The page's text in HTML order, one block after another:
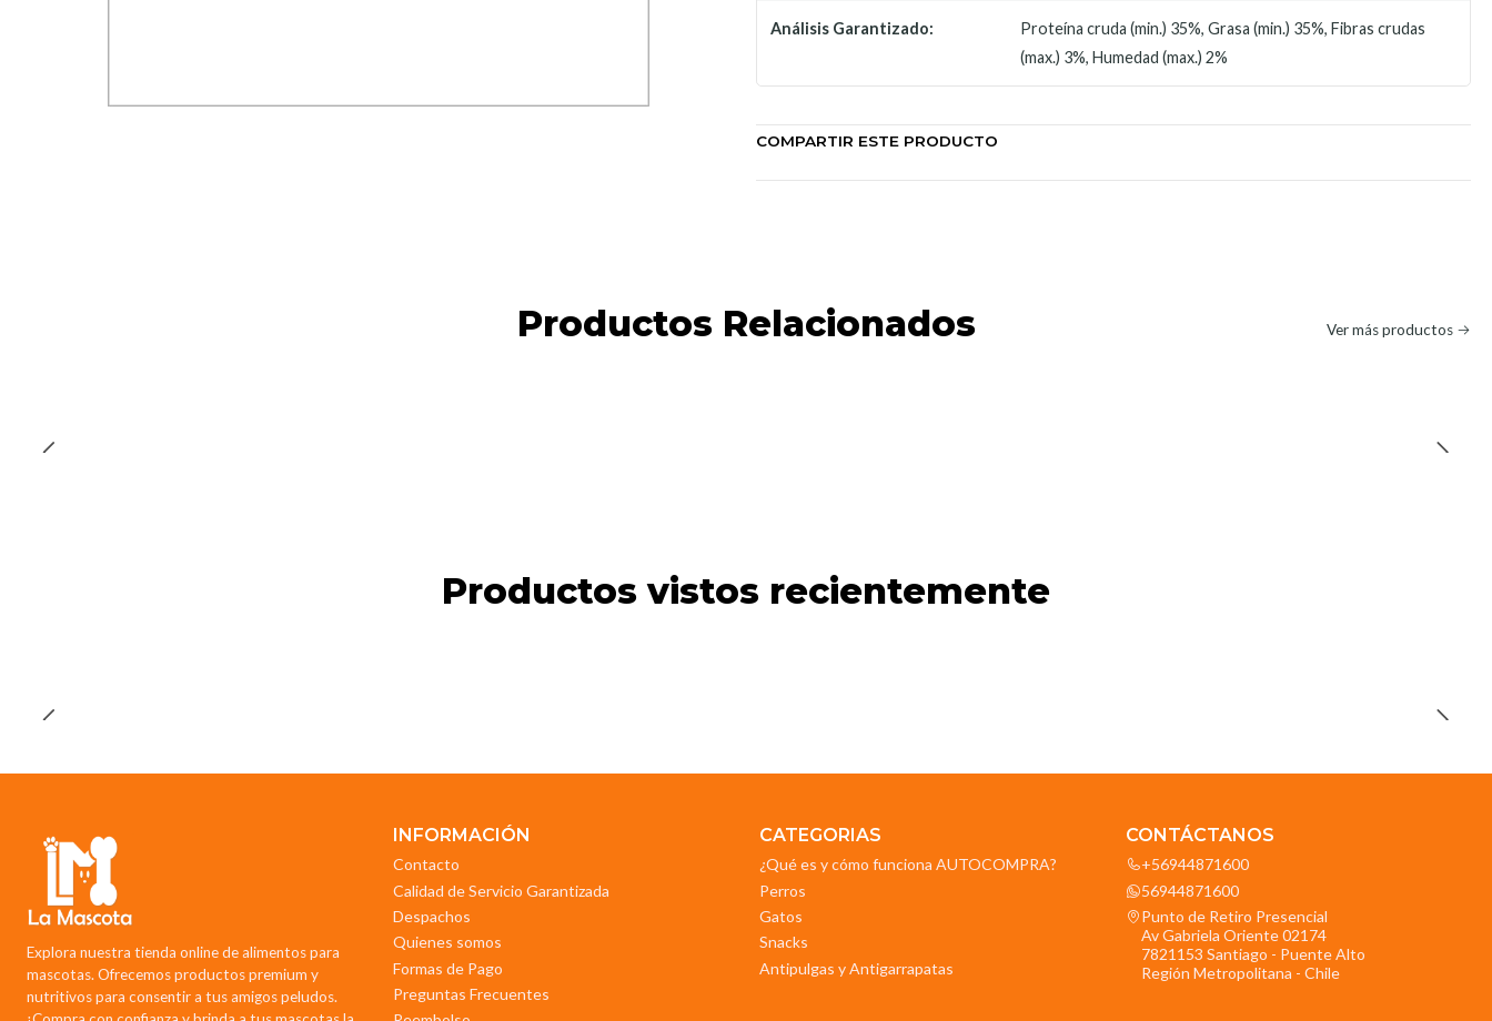
Análisis Garantizado:
Proteína cruda (min.) 35%, Grasa (min.) 35%, Fibras crudas
(max.) 3%, Humedad (max.) 2%
COMPARTIR ESTE PRODUCTO
Productos Relacionados Ver más productos
Productos vistos recientemente
Explora nuestra tienda online de alimentos para
mascotas. Ofrecemos productos premium y
nutritivos para consentir a tus amigos peludos.
INFORMACIÓN
Contacto
Calidad de Servicio Garantizada
Despachos
Quienes somos
Formas de Pago
Preguntas Frecuentes
CATEGORIAS
¿Qué es y cómo funciona AUTOCOMPRA?
Perros
Gatos
Snacks
Antipulgas y Antigarrapatas
CONTÁCTANOS
+56944871600
56944871600
Punto de Retiro Presencial
Av Gabriela Oriente 02174
7821153 Santiago - Puente Alto
Región Metropolitana - Chile